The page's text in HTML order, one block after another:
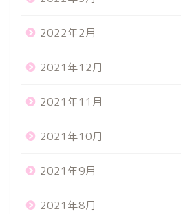
2022年2月
2021年12月
2021年11月
2021年10月
2021年9月
2021年8月